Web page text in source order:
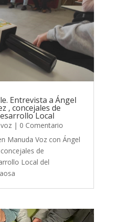
Entrevista a Ángel
, concejales de
Local
| 0 Comentario
Manuda Voz con Ángel
de
Local del